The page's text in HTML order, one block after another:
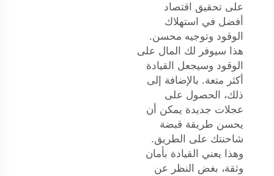
على تحقيق اقتصاد
أفضل في استهلاك
الوقود وتوجيه محسن.
هذا سيوفر لك المال على
الوقود وسيجعل القيادة
أكثر متعة. بالإضافة إلى
ذلك، الحصول على
عجلات جديدة يمكن أن
يحسن طريقة قبضة
شاحنتك على الطريق.
وهذا يعني القيادة بأمان
وثقة، بغض النظر عن